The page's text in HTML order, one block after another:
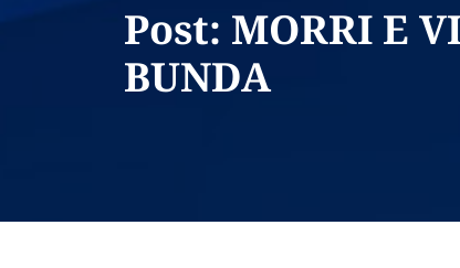
Post: MORRI E
BUNDA